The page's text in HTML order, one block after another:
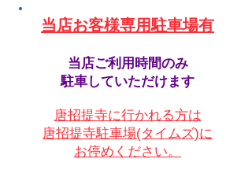
​当店お客様専用駐車場有
当店ご利用時間のみ
駐車していただけます
唐招提寺に行かれる方は
唐招提寺駐車場(タイムズ)に
お停めください。